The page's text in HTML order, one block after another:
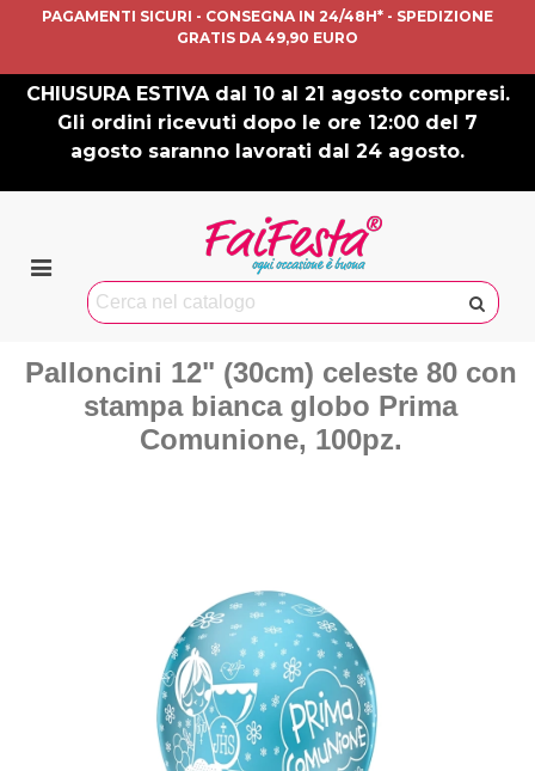
PAGAMENTI SICURI - CONSEGNA IN 24/48H* - SPEDIZIONE
GRATIS DA 49,90 EURO
CHIUSURA ESTIVA dal 10 al 21 agosto compresi.
Gli ordini ricevuti dopo le ore 12:00 del 7
agosto saranno lavorati dal 24 agosto.
Palloncini 12" (30cm) celeste 80 con
stampa bianca globo Prima
Comunione, 100pz.